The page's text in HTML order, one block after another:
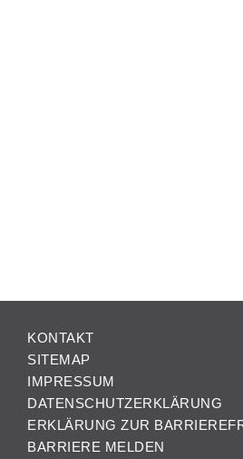
KONTAKT
SITEMAP
IMPRESSUM
DATENSCHUTZERKLÄRUNG
ERKLÄRUNG ZUR
BARRIERE MELDEN